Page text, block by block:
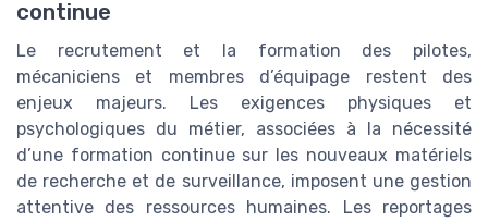
continue
Le recrutement et la formation des pilotes,
mécaniciens et membres d’équipage restent des
enjeux majeurs. Les exigences physiques et
psychologiques du métier, associées à la nécessité
d’une formation continue sur les nouveaux matériels
de recherche et de surveillance, imposent une gestion
attentive des ressources humaines. Les reportages